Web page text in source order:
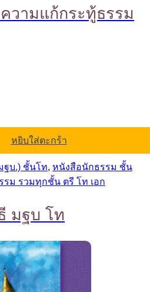
ความแก้กระทู้ธรรม
หยิบใส่ตะกร้า
ฐบ.) ชั้นโท, หนังสือนักธรรม ชั้น
รม รวมทุกชั้น ตรี โท เอก
มฐบ โท